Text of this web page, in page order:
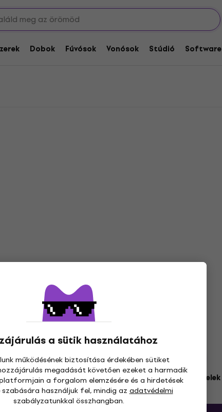
Dobok Fúvósok Vonósok Stúdió Software
a sütik használatához
működésének biztosítása érdekében sütiket
megadását követően ezeket a harmadik
a forgalom elemzésére és a hirdetések
szabására használjuk fel, mindig az adatvédelmi
szabályzatunkkal összhangban.
elektromos gitárok
elektromos gitárok
Ingyenes szállítás59 000 Ft -tól 3M+ ügyfelek